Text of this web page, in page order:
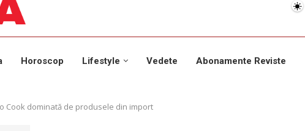
Horoscop Lifestyle Vedete Abonamente Reviste
Cook dominată de produsele din import